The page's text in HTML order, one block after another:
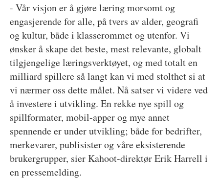
- Vår visjon er å gjøre læring morsomt og
engasjerende for alle, på tvers av alder, geografi
og kultur, både i klasserommet og utenfor. Vi
ønsker å skape det beste, mest relevante, globalt
tilgjengelige læringsverktøyet, og med totalt en
milliard spillere så langt kan vi med stolthet si at
vi nærmer oss dette målet. Nå satser vi videre ved
å investere i utvikling. En rekke nye spill og
spillformater, mobil-apper og mye annet
spennende er under utvikling; både for bedrifter,
merkevarer, publisister og våre eksisterende
brukergrupper, sier Kahoot-direktør Erik Harrell i
en pressemelding.